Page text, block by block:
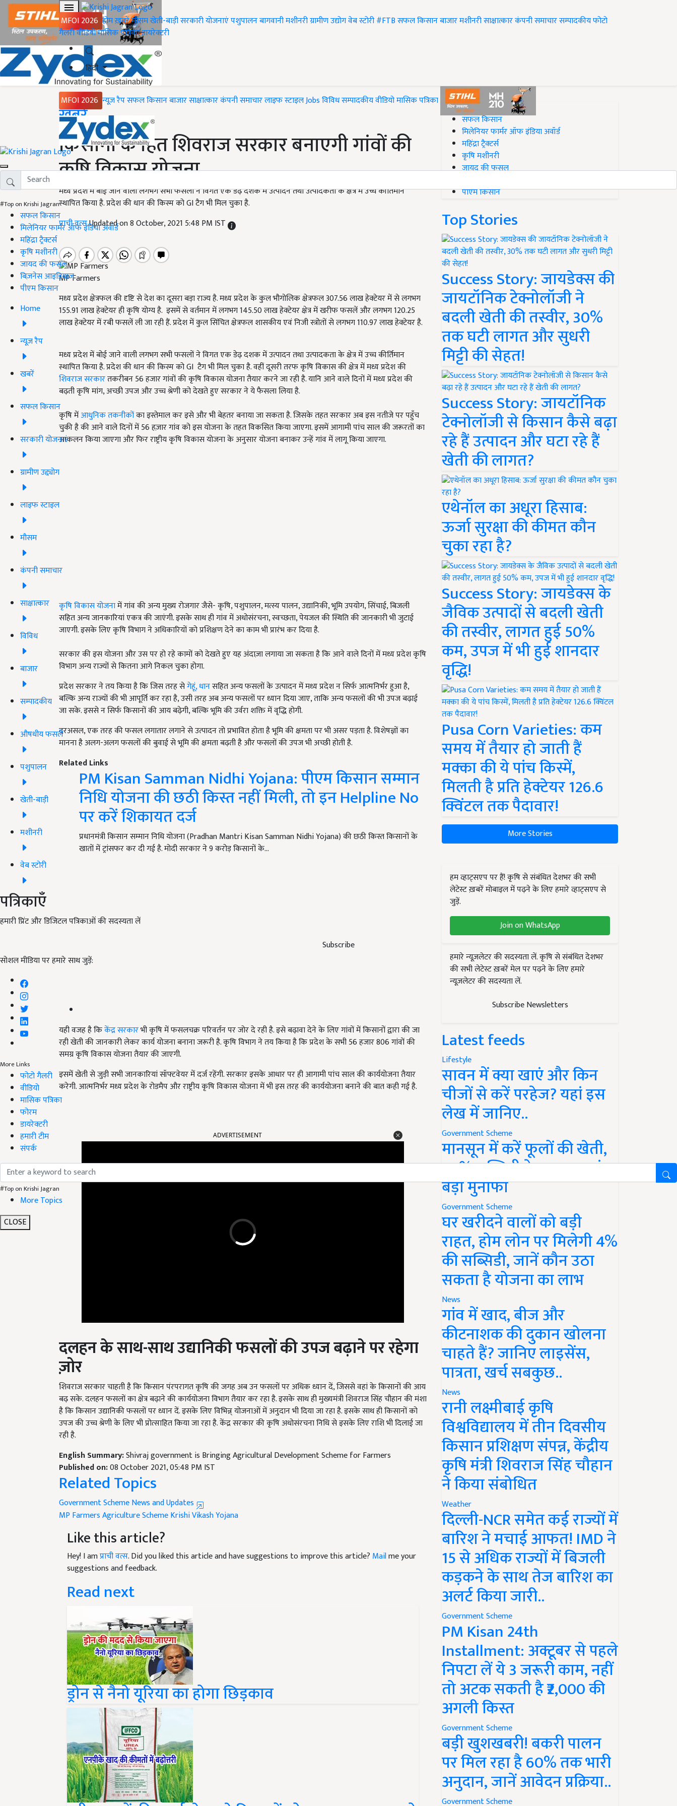
MFOI 2026 होमख़बरेंमौसमखेती-बाड़ीसरकारी योजनाएंपशुपालनबागवानीमशीनरीग्रामीण उद्योगवेब स्टोरी#FTBसफल किसानबाजारमशीनरीसाक्षात्कारकंपनी समाचारसम्पादकीयफोटो
गैलरीवीडियोमासिक पत्रिकाडायरेक्टरी
हिंदी
MFOI 2026 न्यूज़ रैपसफल किसानबाजारसाक्षात्कारकंपनी समाचारलाइफ स्टाइलJobsविविधसम्पादकीयवीडियोमासिक पत्रिका
#Top on Krishi Jagran
सफल किसान
मिलेनियर फार्मर ऑफ इंडिया अवॉर्ड
महिंद्रा ट्रैक्टर्स
कृषि मशीनरी
जायद की फसल
बिज़नेस आइडियाज
पीएम किसान
Home
न्यूज़ रैप
खबरें
सफल किसान
सरकारी योजनाएं
ग्रामीण उद्द्योग
लाइफ स्टाइल
मौसम
कंपनी समाचार
साक्षात्कार
विविध
बाजार
सम्पादकीय
औषधीय फसलें
पशुपालन
खेती-बाड़ी
मशीनरी
वेब स्टोरी
पत्रिकाएँ
हमारी प्रिंट और डिजिटल पत्रिकाओं की सदस्यता लें
Subscribe
सोशल मीडिया पर हमारे साथ जुड़ें:
More Links
फोटो गैलरी
वीडियो
मासिक पत्रिका
फोरम
डायरेक्टरी
हमारी टीम
संपर्क
#Top on Krishi Jagran
More Topics
CLOSE
Home
ख़बरें
किसानों के हित शिवराज सरकार बनाएगी गांवों की
कृषि विकास योजना
मध्य प्रदेश में बोई जाने वाली लगभग सभी फसलों ने विगत एक डेढ़ दशक में उत्पादन तथा उत्पादकता के क्षेत्र में उच्च कीर्तिमान
स्थापित किया है. प्रदेश की धान की किस्म को GI टैग भी मिल चुका है.
प्राची वत्सUpdated on 8 October, 2021 5:48 PM IST
MP Farmers
मध्य प्रदेश क्षेत्रफल की दृष्टि से देश का दूसरा बड़ा राज्य है. मध्य प्रदेश के कुल भौगोलिक क्षेत्रफल 307.56 लाख हेक्टेयर में से लगभग
155.91 लाख हेक्टेयर ही कृषि योग्य है. इसमें से वर्तमान में लगभग 145.50 लाख हेक्टेयर क्षेत्र में खरीफ फसलें और लगभग 120.25
लाख हेक्टेयर में रबी फसलें ली जा रही हैं. प्रदेश में कुल सिंचित क्षेत्रफल शासकीय एवं निजी स्त्रोतों से लगभग 110.97 लाख हेक्टेयर है.
मध्य प्रदेश में बोई जाने वाली लगभग सभी फसलों ने विगत एक डेढ़ दशक में उत्पादन तथा उत्पादकता के क्षेत्र में उच्च कीर्तिमान
स्थापित किया है. प्रदेश की धान की किस्म को GI टैग भी मिल चुका है. वहीं दूसरी तरफ कृषि विकास की क्षेत्र में मध्य प्रदेश की
शिवराज सरकारतकरीबन 56 हजार गांवों की कृषि विकास योजना तैयार करने जा रही है. यानि आने वाले दिनों में मध्य प्रदेश की
बढ़ती कृषि मांग, अच्छी उपज और उच्च श्रेणी को देखते हुए सरकार ने ये फैसला लिया है.
कृषि मेंआधुनिक तकनीकोंका इस्तेमाल कर इसे और भी बेहतर बनाया जा सकता है. जिसके तहत सरकार अब इस नतीजे पर पहुँच
चुकी है की आने वाले दिनों में 56 हज़ार गांव को इस योजना के तहत विकसित किया जाएगा. इसमें आगामी पांच साल की जरूरतों का
आकलन किया जाएगा और फिर राष्ट्रीय कृषि विकास योजना के अनुसार योजना बनाकर उन्हें गांव में लागू किया जाएगा.
कृषि विकास योजनामें गांव की अन्य मुख्य रोजगार जैसे- कृषि, पशुपालन, मत्स्य पालन, उद्यानिकी, भूमि उपयोग, सिंचाई, बिजली
सहित अन्य जानकारियां एकत्र की जाएंगी. इसके साथ ही गांव में अधोसंरचना, स्वच्छता, पेयजल की स्थिति की जानकारी भी जुटाई
जाएगी. इसके लिए कृषि विभाग ने अधिकारियों को प्रशिक्षण देने का काम भी प्रारंभ कर दिया है.
सरकार की इस योजना और उस पर हो रहे कामों को देखते हुए यह अंदाज़ा लगाया जा सकता है कि आने वाले दिनों में मध्य प्रदेश कृषि
विभाग अन्य राज्यों से कितना आगे निकल चुका होगा.
प्रदेश सरकार ने तय किया है कि जिस तरह सेगेहूं, धानसहित अन्य फसलों के उत्पादन में मध्य प्रदेश न सिर्फ आत्मनिर्भर हुआ है,
बल्कि अन्य राज्यों की भी आपूर्ति कर रहा है, उसी तरह अब अन्य फसलों पर ध्यान दिया जाए, ताकि अन्य फसलों की भी उपज बढ़ाई
जा सके. इससे न सिर्फ किसानों की आय बढ़ेगी, बल्कि भूमि की उर्वरा शक्ति में वृद्धि होगी.
दरअसल, एक तरह की फसल लगातार लगाने से उत्पादन तो प्रभावित होता है भूमि की क्षमता पर भी असर पड़ता है. विशेषज्ञों का
मानना है अलग-अलग फसलों की बुवाई से भूमि की क्षमता बढ़ती है और फसलों की उपज भी अच्छी होती है.
Related Links
PM Kisan Samman Nidhi Yojana: पीएम किसान सम्मान
निधि योजना की छठी किस्त नहीं मिली, तो इन Helpline No
पर करें शिकायत दर्ज
प्रधानमंत्री किसान सम्मान निधि योजना (Pradhan Mantri Kisan Samman Nidhi Yojana) की छठी किस्त किसानों के
खातों में ट्रांसफर कर दी गई है. मोदी सरकार ने 9 करोड़ किसानों के…
यही वजह है किकेंद्र सरकारभी कृषि में फसलचक्र परिवर्तन पर जोर दे रही है. इसे बढ़ावा देने के लिए गांवों में किसानों द्वारा की जा
रही खेती की जानकारी लेकर कार्य योजना बनाना जरूरी है. कृषि विभाग ने तय किया है कि प्रदेश के सभी 56 हजार 806 गांवों की
समग्र कृषि विकास योजना तैयार की जाएगी.
इसमें खेती से जुड़ी सभी जानकारियां सॉफ्टवेयर में दर्ज रहेंगी. सरकार इसके आधार पर ही आगामी पांच साल की कार्ययोजना तैयार
करेगी. आत्मनिर्भर मध्य प्रदेश के रोडमैप और राष्ट्रीय कृषि विकास योजना में भी इस तरह की कार्ययोजना बनाने की बात कही गई है.
दलहन के साथ-साथ उद्यानिकी फसलों की उपज बढ़ाने पर रहेगा
ज़ोर
शिवराज सरकार चाहती है कि किसान पंरपरागत कृषि की जगह अब उन फसलों पर अधिक ध्यान दें, जिससे वहां के किसानों की आय
बढ़ सके. दलहन फसलों का क्षेत्र बढ़ाने की कार्ययोजना विभाग तैयार कर रहा है. इसके साथ ही मुख्यमंत्री शिवराज सिंह चौहान की मंशा
है कि किसान उद्यानिकी फसलों पर ध्यान दें. इसके लिए विभिन्न् योजनाओं में अनुदान भी दिया जा रहा है. इसके साथ ही किसानों को
उपज की उच्च श्रेणी के लिए भी प्रोत्साहित किया जा रहा है. केंद्र सरकार की कृषि अधोसंरचना निधि से इसके लिए राशि भी दिलाई जा
रही है.
Published on:08 October 2021, 05:48 PM IST
Related Topics
Government Scheme News and Updates
MP Farmers Agriculture SchemeKrishi Vikash Yojana
Like this article?
Hey! I amप्राची वत्स. Did you liked this article and have suggestions to improve this article?
suggestions and feedback.
Read next
ड्रोन से नैनो यूरिया का होगा छिड़काव
रबी फसलों की बुवाई से पहले किसानों को लगा झटका, इफको
#Top on Krishi Jagran
सफल किसान
मिलेनियर फार्मर ऑफ इंडिया अवॉर्ड
महिंद्रा ट्रैक्टर्स
कृषि मशीनरी
जायद की फसल
पीएम किसान
Top Stories
Success Story: जायडेक्स की
जायटॉनिक टेक्नोलॉजी ने
बदली खेती की तस्वीर, 30%
तक घटी लागत और सुधरी
मिट्टी की सेहत!
Success Story: जायटॉनिक
टेक्नोलॉजी से किसान कैसे बढ़ा
रहे हैं उत्पादन और घटा रहे हैं
खेती की लागत?
एथेनॉल का अधूरा हिसाब:
ऊर्जा सुरक्षा की कीमत कौन
चुका रहा है?
Success Story: जायडेक्स के
जैविक उत्पादों से बदली खेती
की तस्वीर, लागत हुई 50%
कम, उपज में भी हुई शानदार
वृद्धि!
Pusa Corn Varieties: कम
समय में तैयार हो जाती हैं
मक्का की ये पांच किस्में,
मिलती है प्रति हेक्टेयर 126.6
क्विंटल तक पैदावार!
More Stories
हम व्हाट्सएप पर हैं! कृषि से संबंधित देशभर की सभी
लेटेस्ट ख़बरें मोबाइल में पढ़ने के लिए हमारे व्हाट्सएप से
जुड़ें.
Join on WhatsApp
हमारे न्यूज़लेटर की सदस्यता लें. कृषि से संबंधित देशभर
की सभी लेटेस्ट ख़बरें मेल पर पढ़ने के लिए हमारे
न्यूज़लेटर की सदस्यता लें.
Subscribe Newsletters
Latest feeds
Lifestyle
सावन में क्या खाएं और किन
चीजों से करें परहेज? यहां इस
लेख में जानिए..
Government Scheme
मानसून में करें फूलों की खेती,
50% सब्सिडी के साथ कमाएं
बड़ा मुनाफा
Government Scheme
घर खरीदने वालों को बड़ी
राहत, होम लोन पर मिलेगी 4%
की सब्सिडी, जानें कौन उठा
सकता है योजना का लाभ
News
गांव में खाद, बीज और
कीटनाशक की दुकान खोलना
चाहते हैं? जानिए लाइसेंस,
पात्रता, खर्च सबकुछ..
News
रानी लक्ष्मीबाई कृषि
विश्वविद्यालय में तीन दिवसीय
किसान प्रशिक्षण संपन्न, केंद्रीय
कृषि मंत्री शिवराज सिंह चौहान
ने किया संबोधित
Weather
दिल्ली-NCR समेत कई राज्यों में
बारिश ने मचाई आफत! IMD ने
15 से अधिक राज्यों में बिजली
कड़कने के साथ तेज बारिश का
अलर्ट किया जारी..
Government Scheme
PM Kisan 24th
Installment: अक्टूबर से पहले
निपटा लें ये 3 जरूरी काम, नहीं
तो अटक सकती है ₹2,000 की
अगली किस्त
Government Scheme
बड़ी खुशखबरी! बकरी पालन
पर मिल रहा है 60% तक भारी
अनुदान, जानें आवेदन प्रक्रिया..
Government Scheme